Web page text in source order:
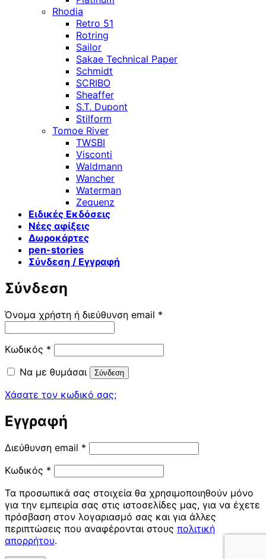
Rhodia
Retro 51
Rotring
Sailor
Sakae Technical Paper
Schmidt
SCRIBO
Sheaffer
S.T. Dupont
Stilform
Tomoe River
TWSBI
Visconti
Waldmann
Wancher
Waterman
Zequenz
Ειδικές Εκδόσεις
Νέες αφίξεις
Δωροκάρτες
pen-stories
Σύνδεση / Εγγραφή
Σύνδεση
Όνομα χρήστη ή διεύθυνση email *
Κωδικός * Απαιτείται
Να με θυμάσαι
Σύνδεση
Χάσατε τον κωδικό σας;
Εγγραφή
Διεύθυνση email * Απαιτείται
Κωδικός * Απαιτείται
Τα προσωπικά σας στοιχεία θα χρησιμοποιηθούν μόνο
για την εμπειρία σας στις ιστοσελίδες μας, για να έχετε
πρόσβαση στον λογαριασμό σας και για άλλες
περιπτώσεις που αναφέρονται στους πολιτική
απορρήτου.